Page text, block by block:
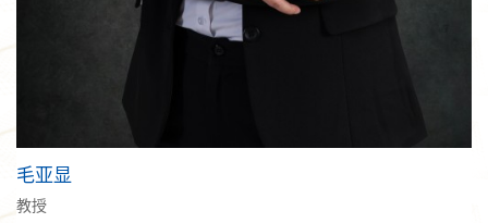
毛亚显
教授